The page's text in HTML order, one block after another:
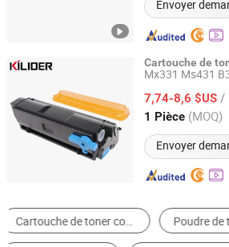
Envoyer
Cartouche de
Mx331 Ms431
pour Xerox B315
pour E-Studio
7,74-8,6 $US /
1 Pièce (MOQ)
Envoyer
Jiangxi Kilider Technology Co., Ltd.
Guangdong, China
Tambour et Cartouche de Toner